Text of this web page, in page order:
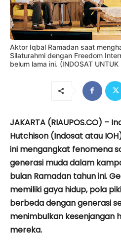
Aktor Iqbal Ramadan saat
Silaturahmi dengan Freedom
belum lama ini. (INDOSAT UNTUK
JAKARTA (RIAUPOS.CO) –
Hutchison (Indosat atau
ini mengangkat fenomena
generasi muda dalam
bulan Ramadan tahun ini.
memiliki gaya hidup, pola
berbeda dengan generasi
menimbulkan kesenjangan
mereka.